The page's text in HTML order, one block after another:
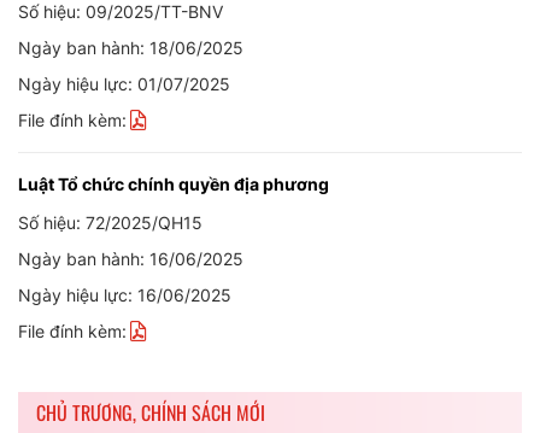
Số hiệu: 09/2025/TT-BNV
Ngày ban hành: 18/06/2025
Ngày hiệu lực: 01/07/2025
File đính kèm:
Luật Tổ chức chính quyền địa phương
Số hiệu: 72/2025/QH15
Ngày ban hành: 16/06/2025
Ngày hiệu lực: 16/06/2025
File đính kèm:
CHỦ TRƯƠNG, CHÍNH SÁCH MỚI